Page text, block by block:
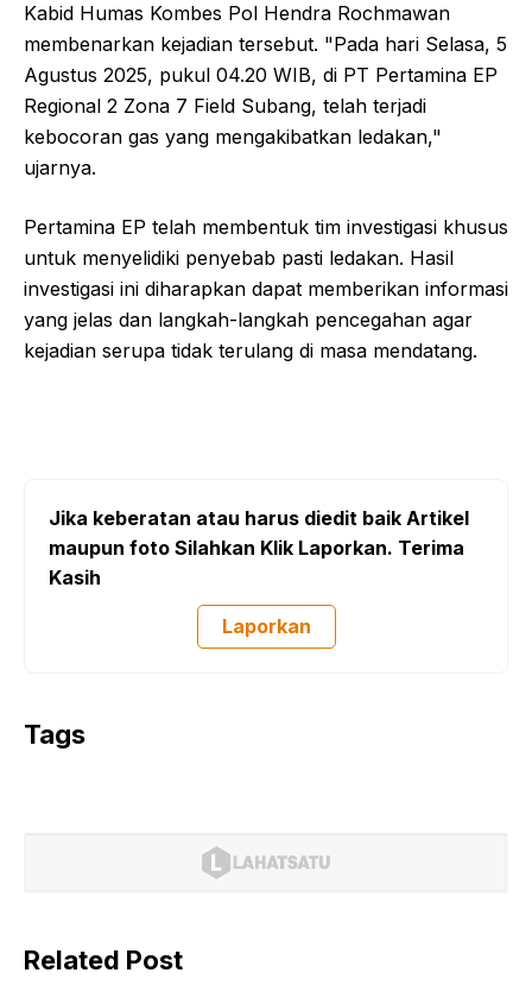
Kabid Humas Kombes Pol Hendra Rochmawan
membenarkan kejadian tersebut. "Pada hari Selasa, 5
Agustus 2025, pukul 04.20 WIB, di PT Pertamina EP
Regional 2 Zona 7 Field Subang, telah terjadi
kebocoran gas yang mengakibatkan ledakan,"
ujarnya.
Pertamina EP telah membentuk tim investigasi khusus
untuk menyelidiki penyebab pasti ledakan. Hasil
investigasi ini diharapkan dapat memberikan informasi
yang jelas dan langkah-langkah pencegahan agar
kejadian serupa tidak terulang di masa mendatang.
Jika keberatan atau harus diedit baik Artikel
maupun foto Silahkan Klik Laporkan. Terima
Kasih
Laporkan
Tags
Related Post